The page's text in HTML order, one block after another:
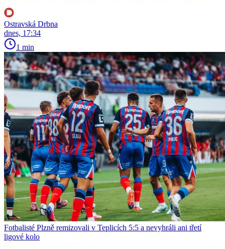
Ostravská Drbna
dnes, 17:34
1 min
Fotbalisté Plzně remizovali v Teplicích 5:5 a nevyhráli ani třetí
ligové kolo